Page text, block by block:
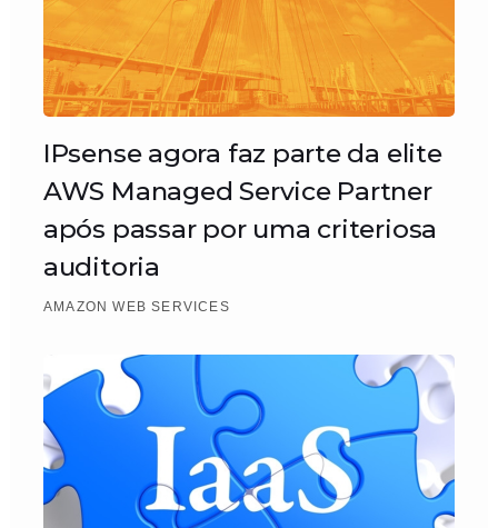
IPsense agora faz parte da elite
AWS Managed Service Partner
após passar por uma criteriosa
auditoria
AMAZON WEB SERVICES